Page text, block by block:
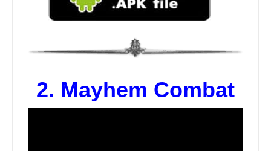
2. Mayhem Combat